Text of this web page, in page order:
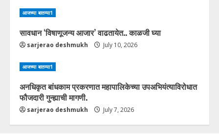
आजच्या बातम्या1
सावधान ‘विषाणूजन्य आजार’ वाढतायेत.. काळजी घ्या
sarjerao deshmukh July 10, 2026
आजच्या बातम्या1
अनधिकृत बांधकाम प्रकरणात महापालिकेच्या उपअभियंत्याविरोधात
फौजदारी गुन्ह्याची मागणी.
sarjerao deshmukh July 7, 2026